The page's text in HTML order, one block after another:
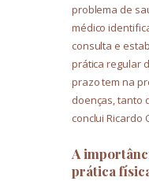
problema de
médico
consulta e
prática regular
prazo tem na
doenças, tanto
conclui Ricardo
A
prática